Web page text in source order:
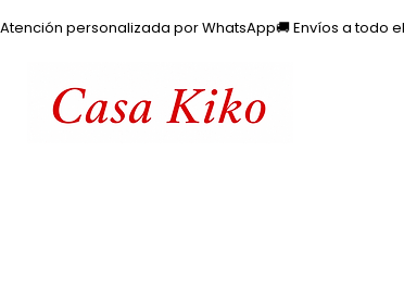
Atención personalizada por WhatsApp